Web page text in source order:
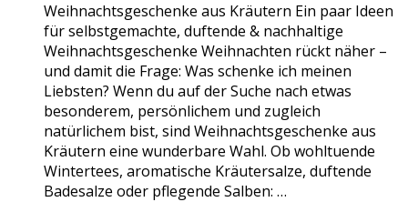
Weihnachtsgeschenke aus Kräutern Ein paar Ideen
für selbstgemachte, duftende & nachhaltige
Weihnachtsgeschenke Weihnachten rückt näher –
und damit die Frage: Was schenke ich meinen
Liebsten? Wenn du auf der Suche nach etwas
besonderem, persönlichem und zugleich
natürlichem bist, sind Weihnachtsgeschenke aus
Kräutern eine wunderbare Wahl. Ob wohltuende
Wintertees, aromatische Kräutersalze, duftende
Badesalze oder pflegende Salben: …